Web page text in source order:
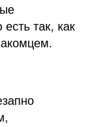
так, как